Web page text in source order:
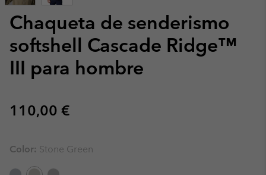
Chaqueta de senderismo
softshell Cascade Ridge™
III para hombre
Regular price:
110,00 €
Color: Stone Green